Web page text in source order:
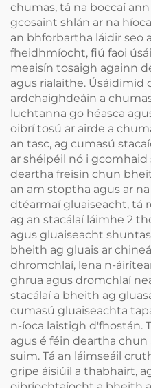
chumas, tá na boccaí
gcosaint shlán ar na
an bhforbartha láidir seo
fheidhmíocht, fiú faoi
meaisín tosaigh againn
agus rialaithe. Úsáidimid
ardchaighdeáin a
luchtanna go héasca
oibrí tosú ar airde a
an tasc, ag cumasú
ar shéipéil nó i gcomhaid
deartha freisin chun
an am stoptha agus ar
dtéarmaí gluaiseacht, tá
ag an stacálaí láimhe 2
agus gluaiseacht
bheith ag gluais ar
dhromchlaí, lena n-
ghrua agus dromchlaí
stacálaí a bheith ag
cumasú gluaiseachta
n-íoca laistigh d'fhostán.
agus é féin deartha
suim. Tá an láimseáil
gripe áisiúil a thabhairt,